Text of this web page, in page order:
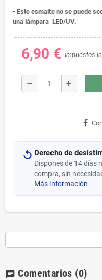
• Este esmalte no se puede
una lámpara LED/UV.
6,90 € Impuestos
remove add
Derecho de
Dispones de 14 días
compra, sin
Más información
chat Comentarios (0)